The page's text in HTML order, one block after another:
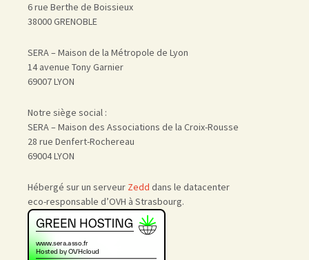
6 rue Berthe de Boissieux
38000 GRENOBLE
SERA – Maison de la Métropole de Lyon
14 avenue Tony Garnier
69007 LYON
Notre siège social :
SERA – Maison des Associations de la Croix-Rousse
28 rue Denfert-Rochereau
69004 LYON
Hébergé sur un serveur Zedd dans le datacenter
eco-responsable d’OVH à Strasbourg.